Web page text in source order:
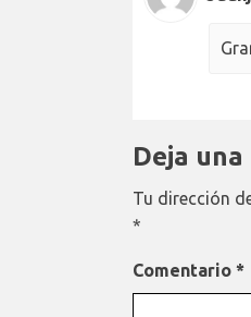
Deja
Tu dirección
*
Comentario *